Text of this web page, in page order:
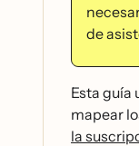
de
Esta guía
mapear
la